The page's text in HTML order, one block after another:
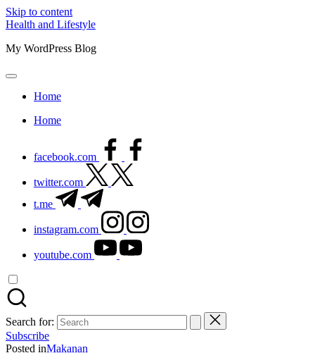
Skip to content
Health and Lifestyle
My WordPress Blog
Home
Home
facebook.com
twitter.com
t.me
instagram.com
youtube.com
Search for:
Subscribe
Posted inMakanan